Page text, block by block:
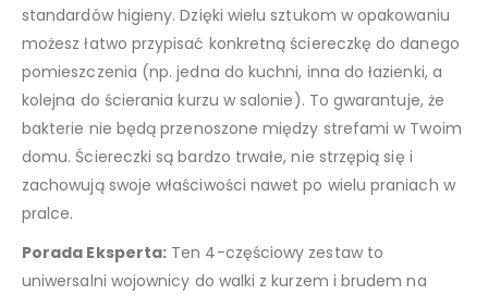
standardów higieny. Dzięki wielu sztukom w opakowaniu
możesz łatwo przypisać konkretną ściereczkę do danego
pomieszczenia (np. jedna do kuchni, inna do łazienki, a
kolejna do ścierania kurzu w salonie). To gwarantuje, że
bakterie nie będą przenoszone między strefami w Twoim
domu. Ściereczki są bardzo trwałe, nie strzępią się i
zachowują swoje właściwości nawet po wielu praniach w
pralce.
Porada Eksperta: Ten 4-częściowy zestaw to
uniwersalni wojownicy do walki z kurzem i brudem na